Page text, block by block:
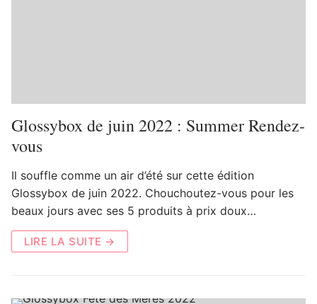
Glossybox de juin 2022 : Summer Rendez-
vous
Il souffle comme un air d’été sur cette édition
Glossybox de juin 2022. Chouchoutez-vous pour les
beaux jours avec ses 5 produits à prix doux…
LIRE LA SUITE →